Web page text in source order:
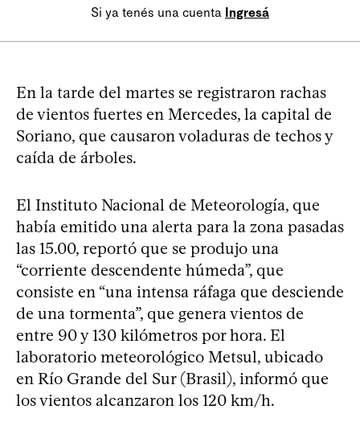
Si ya tenés una cuenta Ingresá
En la tarde del martes se registraron rachas
de vientos fuertes en Mercedes, la capital de
Soriano, que causaron voladuras de techos y
caída de árboles.
El Instituto Nacional de Meteorología, que
había emitido una alerta para la zona pasadas
las 15.00, reportó que se produjo una
“corriente descendente húmeda”, que
consiste en “una intensa ráfaga que desciende
de una tormenta”, que genera vientos de
entre 90 y 130 kilómetros por hora. El
laboratorio meteorológico Metsul, ubicado
en Río Grande del Sur (Brasil), informó que
los vientos alcanzaron los 120 km/h.